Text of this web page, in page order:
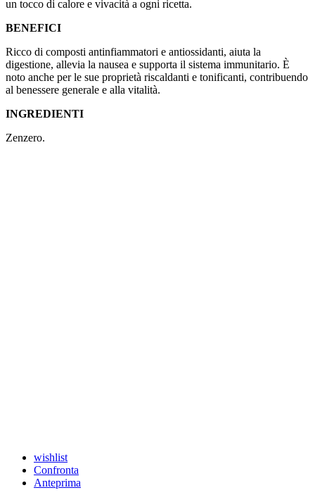
un tocco di calore e vivacità a ogni ricetta.
BENEFICI
Ricco di composti antinfiammatori e antiossidanti, aiuta la
digestione, allevia la nausea e supporta il sistema immunitario. È
noto anche per le sue proprietà riscaldanti e tonificanti, contribuendo
al benessere generale e alla vitalità.
INGREDIENTI
Zenzero.
wishlist
Confronta
Anteprima